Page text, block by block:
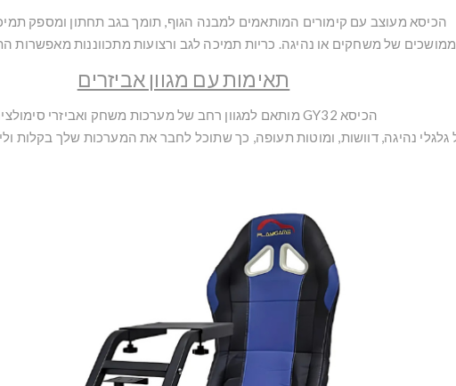
הכיסא מעוצב עם קימורים המותאמים למבנה הגוף, תומך בגב תחתון ומספק
של משחקים או נהיגה. כריות תמיכה לגב ורצועות מתכווננות
תאימות עם מגוון אביזרים
הכיסא GY32 מותאם למגוון רחב של מערכות משחק ואביזרי סימולציה,
גלגלי נהיגה, דוושות, ומוטות תעופה, כך שתוכל לחבר את המערכות שלך בקלות